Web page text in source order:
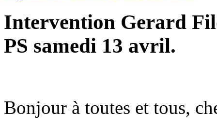
Intervention Gerard
PS samedi 13 avril.
Bonjour à toutes et tous,